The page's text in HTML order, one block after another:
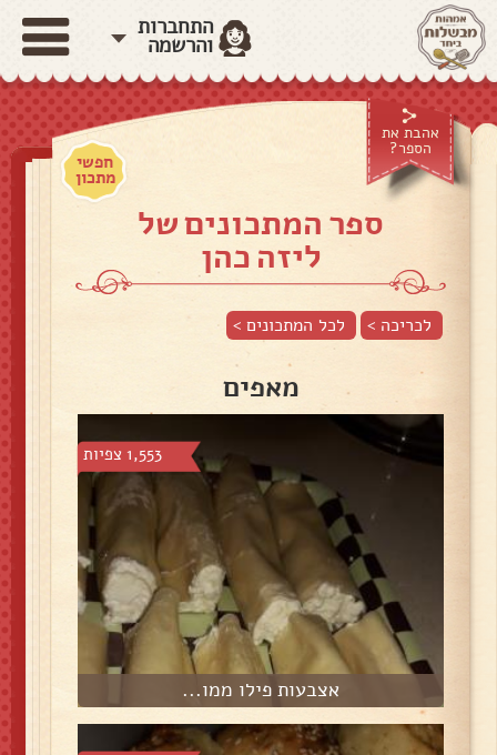
התחברות
והרשמה
אהבת את
הספר?
חפשי
מתכון
ספר המתכונים של
ליזה כהן
לכריכה > לכל המתכונים >
מאפים
1,553 צפיות
אצבעות פילו ממו...